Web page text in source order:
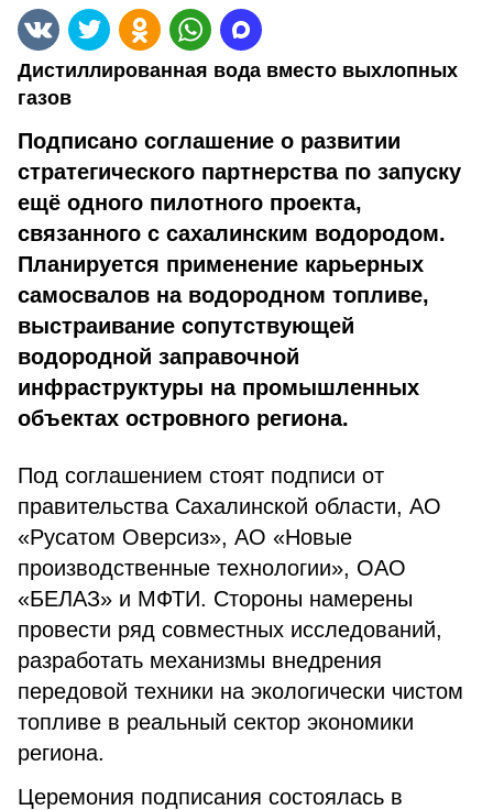
Дистиллированная вода вместо выхлопных
газов
Подписано соглашение о развитии
стратегического партнерства по запуску
ещё одного пилотного проекта,
связанного с сахалинским водородом.
Планируется применение карьерных
самосвалов на водородном топливе,
выстраивание сопутствующей
водородной заправочной
инфраструктуры на промышленных
объектах островного региона.
Под соглашением стоят подписи от
правительства Сахалинской области, АО
«Русатом Оверсиз», АО «Новые
производственные технологии», ОАО
«БЕЛАЗ» и МФТИ. Стороны намерены
провести ряд совместных исследований,
разработать механизмы внедрения
передовой техники на экологически чистом
топливе в реальный сектор экономики
региона.
Церемония подписания состоялась в